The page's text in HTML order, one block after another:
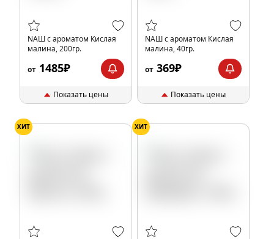
NАШ с ароматом Кислая
малина, 200гр.
от 1485₽
Показать цены
NАШ с ароматом Кислая
малина, 40гр.
от 369₽
Показать цены
ХИТ ХИТ